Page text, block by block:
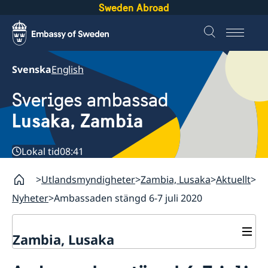
Sweden Abroad
SvenskaEnglish
Sveriges ambassad
Lusaka, Zambia
Lokal tid08:41
Utlandsmyndigheter Zambia, Lusaka Aktuellt
Nyheter Ambassaden stängd 6-7 juli 2020
Zambia, Lusaka